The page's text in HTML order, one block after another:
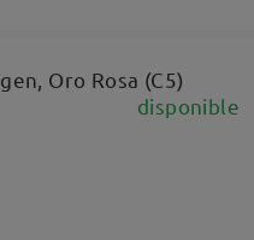
Oro Rosa (C5)
disponible